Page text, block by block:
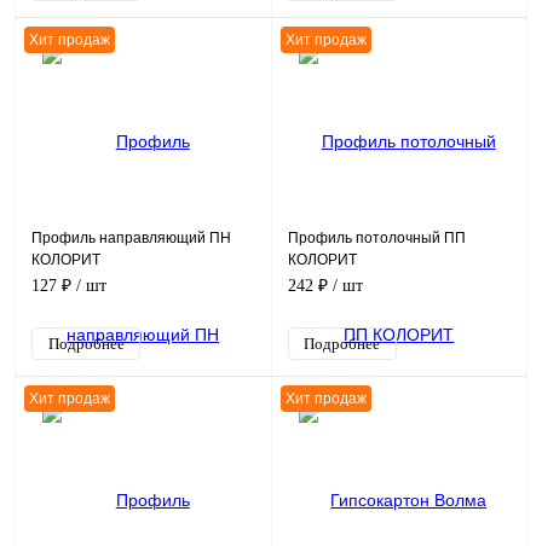
Хит продаж
Профиль направляющий ПН
КОЛОРИТ
127 ₽ / шт
Подробнее
Хит продаж
Профиль потолочный ПП
КОЛОРИТ
242 ₽ / шт
Подробнее
Хит продаж Хит продаж